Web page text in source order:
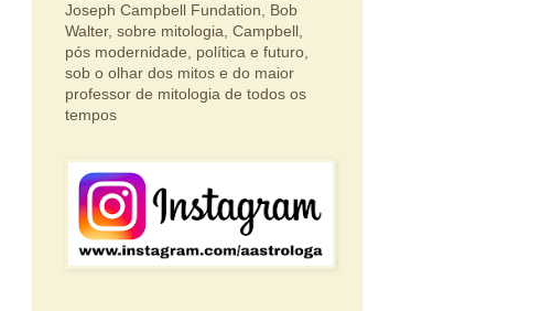
Joseph Campbell Fundation, Bob
Walter, sobre mitologia, Campbell,
pós modernidade, política e futuro,
sob o olhar dos mitos e do maior
professor de mitologia de todos os
tempos